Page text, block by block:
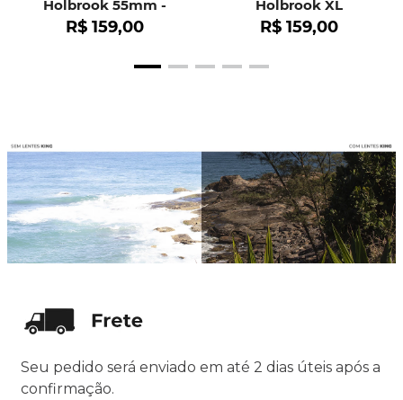
Holbrook 55mm -
OO9102
R$ 159,00
Holbrook XL
R$ 159,00
Seu pedido será enviado em até 2 dias úteis após a
confirmação.